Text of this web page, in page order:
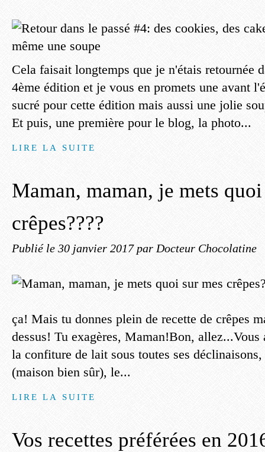
Cela faisait longtemps que je n'étais retournée
4ème édition et je vous en promets une avant
sucré pour cette édition mais aussi une jolie
Et puis, une première pour le blog, la photo...
LIRE LA SUITE
Maman, maman, je mets
crêpes????
Publié le 30 janvier 2017 par Docteur Chocolatine
ça! Mais tu donnes plein de recette de crêpes
dessus! Tu exagères, Maman!Bon,
la confiture de lait sous toutes ses
(maison bien sûr), le...
LIRE LA SUITE
Vos recettes préférées en